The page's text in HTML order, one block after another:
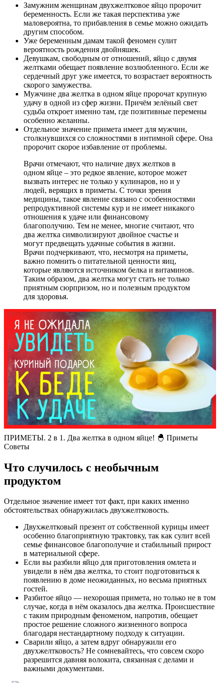
Замужним женщинам двухжелтковое яйцо пророчит
беременность. Если же такая перспектива уже
маловероятна, то прибавления в семье можно ожидать
другим способом.
Уже беременным дамам такой феномен сулит
вероятность рождения двойняшек.
Девушкам, свободным от отношений, яйцо с двумя
желтками обещает появление возлюбленного. Если же
сердечный друг уже имеется, то возрастает вероятность
скорого замужества.
Мужчине два желтка в одном яйце пророчат крупную
удачу в одной из сфер жизни. Причём зелёный свет
судьба откроет именно там, где позитивные перемены
особенно желанны.
Отдельное значение примета имеет для мужчин,
столкнувшихся со сложностями в интимной сфере. Она
пророчит скорое избавление от проблемы.
Врачи отмечают, что наличие двух желтков в
одном яйце – это редкое явление, которое может
вызвать интерес не только у кулинаров, но и у
людей, верящих в приметы. С точки зрения
медицины, такое явление связано с особенностями
репродуктивной системы кур и не имеет никакого
отношения к удаче или финансовому
благополучию. Тем не менее, многие считают, что
два желтка символизируют двойное счастье и
могут предвещать удачные события в жизни.
Врачи подчеркивают, что, несмотря на приметы,
важно помнить о питательной ценности яиц,
которые являются источником белка и витаминов.
Таким образом, два желтка могут стать не только
приятным сюрпризом, но и полезным продуктом
для здоровья.
ПРИМЕТЫ. 2 в 1. Два желтка в одном яйце! 🐣 Приметы
Советы
Что случилось с необычным
продуктом
Отдельное значение имеет тот факт, при каких именно
обстоятельствах обнаружилась двухжелтковость.
Двухжелтковый презент от собственной курицы имеет
особенно благоприятную трактовку, так как сулит всей
семье финансовое благополучие и стабильный прирост
в материальной сфере.
Если вы разбили яйцо для приготовления омлета и
увидели в нём два желтка, то стоит подготовиться к
появлению в доме неожиданных, но весьма приятных
гостей.
Разбитое яйцо — нехорошая примета, но только не в том
случае, когда в нём оказалось два желтка. Происшествие
с таким природным феноменом, напротив, обещает
простое решение сложного жизненного вопроса
благодаря нестандартному подходу к ситуации.
Сварили яйцо, а затем вдруг обнаружили его
двухжелтковость? Не сомневайтесь, что совсем скоро
разрешится давняя волокита, связанная с делами и
важными документами.